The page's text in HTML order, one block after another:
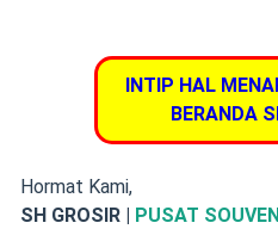
INTIP HAL
BERANDA
Hormat Kami,
SH GROSIR | PUSAT